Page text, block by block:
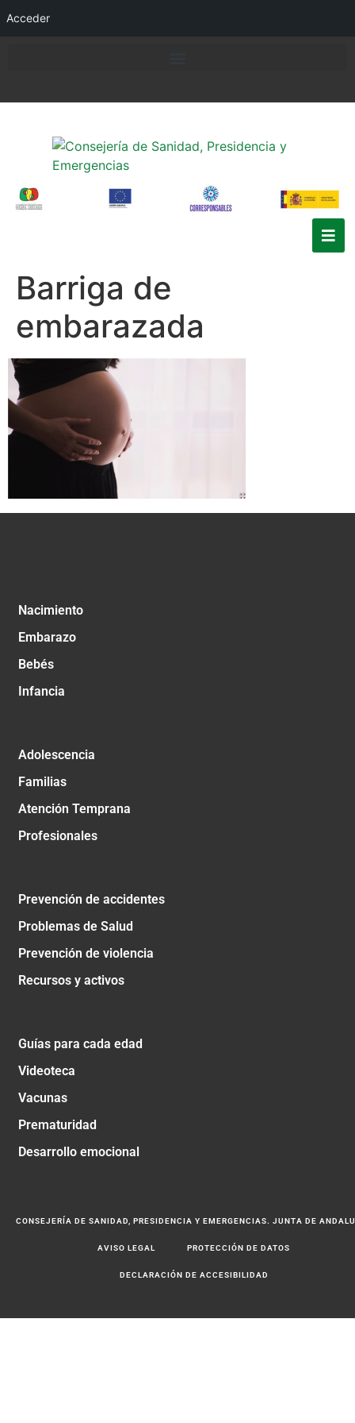
Acceder
Barriga de
embarazada
Nacimiento
Embarazo
Bebés
Infancia
Adolescencia
Familias
Atención Temprana
Profesionales
Prevención de accidentes
Problemas de Salud
Prevención de violencia
Recursos y activos
Guías para cada edad
Videoteca
Vacunas
Prematuridad
Desarrollo emocional
CONSEJERÍA DE SANIDAD, PRESIDENCIA Y EMERGENCIAS. JUNTA DE
AVISO LEGAL PROTECCIÓN DE DATOS
DECLARACIÓN DE ACCESIBILIDAD